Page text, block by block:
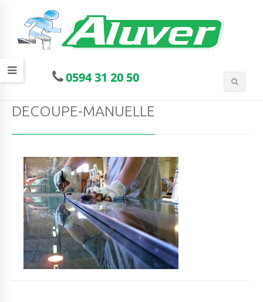
0594 31 20 50
DECOUPE-MANUELLE